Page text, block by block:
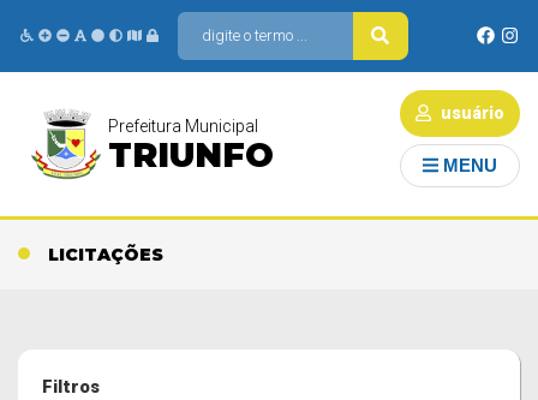
usuário
Prefeitura Municipal
TRIUNFO MENU
LICITAÇÕES
Filtros